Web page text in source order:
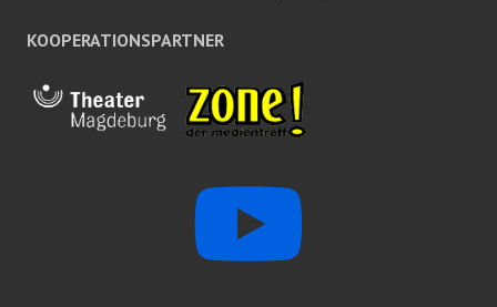
KOOPERATIONSPARTNER